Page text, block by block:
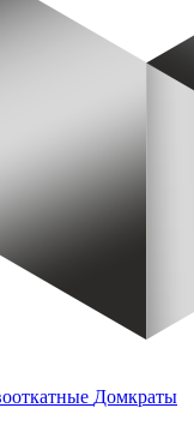
Домкраты